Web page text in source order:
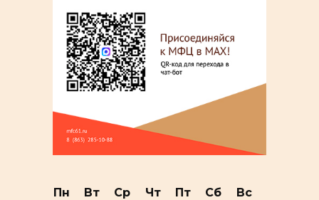
Пн Вт Ср Чт Пт Сб
Вс